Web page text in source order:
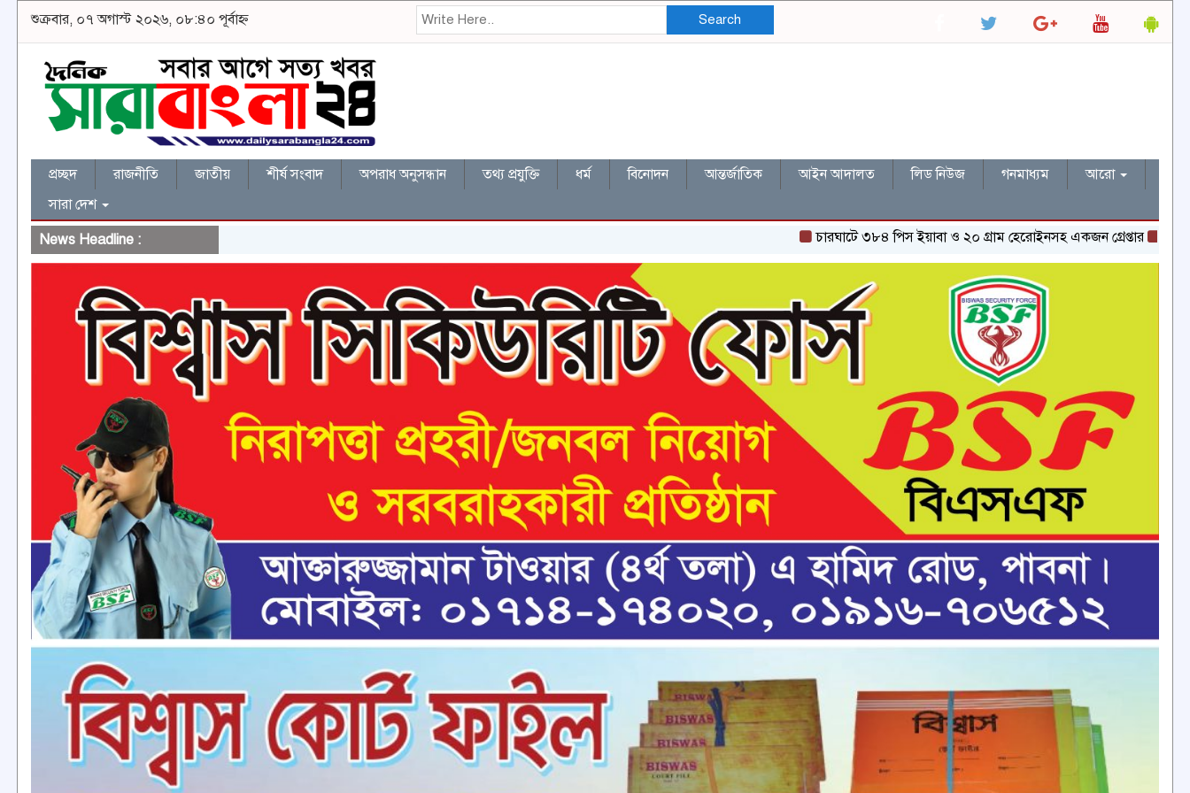
শুক্রবার, ০৭ অগাস্ট ২০২৬, ০৮:৪০ পূর্বাহ্ন Search
প্রচ্ছদ রাজনীতি জাতীয় শীর্ষ সংবাদ অপরাধ অনুসন্ধান তথ্য প্রযুক্তি ধর্ম বিনোদন আন্তর্জাতিক আইন আদালত লিড নিউজ গনমাধ্যম
আরো
সারা দেশ
News Headline :
চারঘাটে ৩৮৪ পিস ইয়াবা ও ২০ গ্রাম হেরোইনসহ একজন গ্রেপ্তার পাবনায়